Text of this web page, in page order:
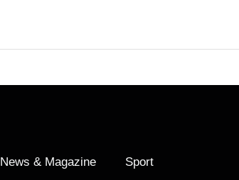
News & Magazine Sport